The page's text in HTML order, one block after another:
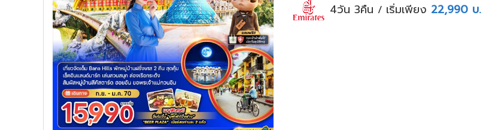
4วัน 3คืน / เริ่มเพียง 22,990 บ.